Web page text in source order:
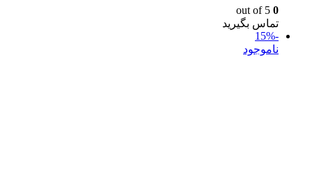
0
تماس بگیرید
-15%
ناموجود